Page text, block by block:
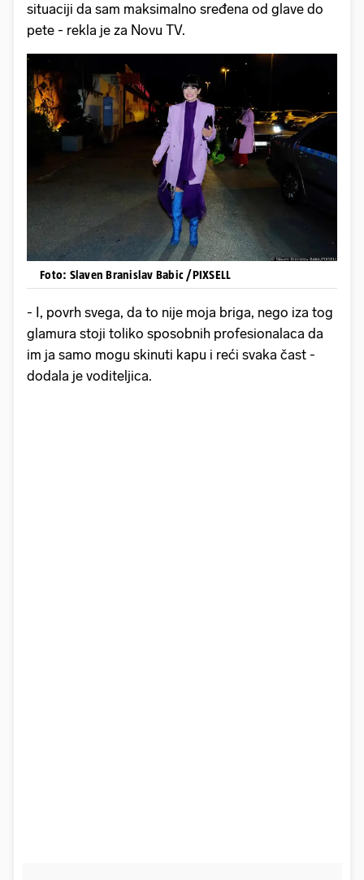
situaciji da sam maksimalno sređena od glave do
pete - rekla je za Novu TV.
Foto: Slaven Branislav Babic /PIXSELL
- I, povrh svega, da to nije moja briga, nego iza tog
glamura stoji toliko sposobnih profesionalaca da
im ja samo mogu skinuti kapu i reći svaka čast -
dodala je voditeljica.